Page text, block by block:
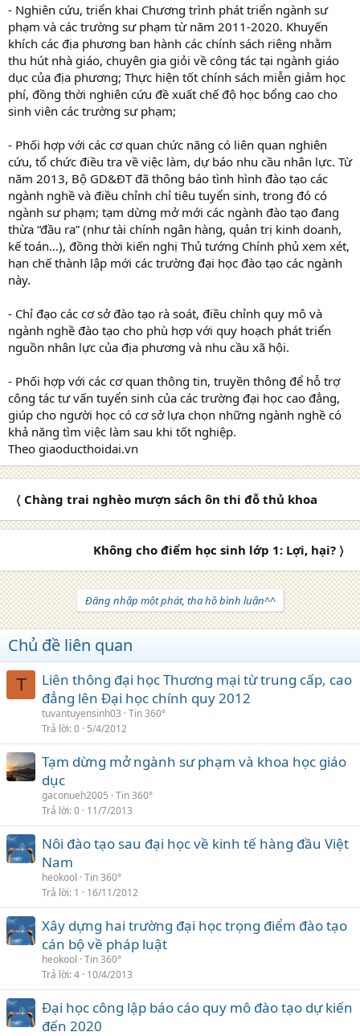
- Nghiên cứu, triển khai Chương trình phát triển ngành sư
phạm và các trường sư phạm từ năm 2011-2020. Khuyến
khích các địa phương ban hành các chính sách riêng nhằm
thu hút nhà giáo, chuyên gia giỏi về công tác tại ngành giáo
dục của địa phương; Thực hiện tốt chính sách miễn giảm học
phí, đồng thời nghiên cứu đề xuất chế độ học bổng cao cho
sinh viên các trường sư phạm;
- Phối hợp với các cơ quan chức năng có liên quan nghiên
cứu, tổ chức điều tra về việc làm, dự báo nhu cầu nhân lực. Từ
năm 2013, Bộ GD&ĐT đã thông báo tình hình đào tạo các
ngành nghề và điều chỉnh chỉ tiêu tuyển sinh, trong đó có
ngành sư phạm; tạm dừng mở mới các ngành đào tạo đang
thừa “đầu ra” (như tài chính ngân hàng, quản trị kinh doanh,
kế toán…), đồng thời kiến nghị Thủ tướng Chính phủ xem xét,
hạn chế thành lập mới các trường đại học đào tạo các ngành
này.
- Chỉ đạo các cơ sở đào tạo rà soát, điều chỉnh quy mô và
ngành nghề đào tạo cho phù hợp với quy hoạch phát triển
nguồn nhân lực của địa phương và nhu cầu xã hội.
- Phối hợp với các cơ quan thông tin, truyền thông để hỗ trợ
công tác tư vấn tuyển sinh của các trường đại học cao đẳng,
giúp cho người học có cơ sở lựa chọn những ngành nghề có
khả năng tìm việc làm sau khi tốt nghiệp.
Theo giaoducthoidai.vn
〈 Chàng trai nghèo mượn sách ôn thi đỗ thủ khoa
Không cho điểm học sinh lớp 1: Lợi, hại? 〉
Đăng nhập một phát, tha hồ bình luận^^
Chủ đề liên quan
T
Liên thông đại học Thương mại từ trung cấp, cao
đẳng lên Đại học chính quy 2012
tuvantuyensinh03 Tin 360°
Trả lời 0 5/4/2012
Tạm dừng mở ngành sư phạm và khoa học giáo
dục
gaconueh2005 Tin 360°
Trả lời 0 11/7/2013
Nôi đào tạo sau đại học về kinh tế hàng đầu Việt
Nam
heokool Tin 360°
Trả lời 1 16/11/2012
Xây dựng hai trường đại học trọng điểm đào tạo
cán bộ về pháp luật
heokool Tin 360°
Trả lời 4 10/4/2013
Đại học công lập báo cáo quy mô đào tạo dự kiến
đến 2020